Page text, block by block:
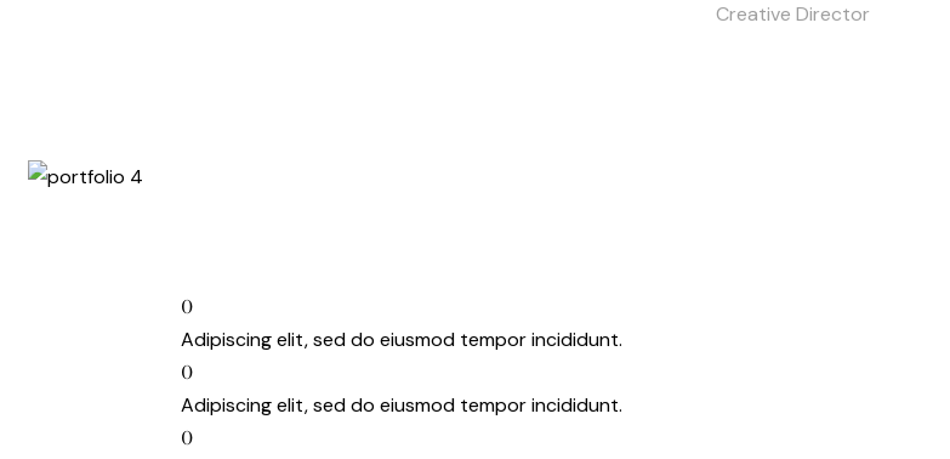
Creative Director
0
Adipiscing elit, sed do eiusmod tempor incididunt.
0
Adipiscing elit, sed do eiusmod tempor incididunt.
0